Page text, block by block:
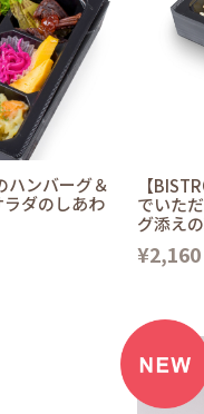
ハンバーグ＆
ダのしあわ
【
でいた
グ添え
¥2,160